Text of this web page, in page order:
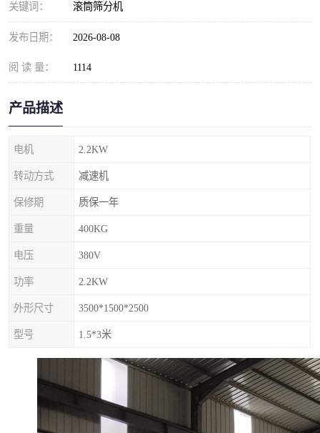
关键词： 滚筒筛分机
发布日期： 2026-08-08
阅 读 量： 1114
产品描述
电机 2.2KW
转动方式 减速机
保修期 质保一年
重量 400KG
电压 380V
功率 2.2KW
外形尺寸 3500*1500*2500
型号 1.5*3米